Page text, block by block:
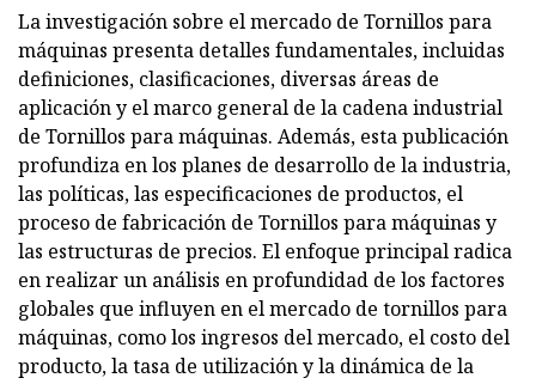
La investigación sobre el mercado de Tornillos para
máquinas presenta detalles fundamentales, incluidas
definiciones, clasificaciones, diversas áreas de
aplicación y el marco general de la cadena industrial
de Tornillos para máquinas. Además, esta publicación
profundiza en los planes de desarrollo de la industria,
las políticas, las especificaciones de productos, el
proceso de fabricación de Tornillos para máquinas y
las estructuras de precios. El enfoque principal radica
en realizar un análisis en profundidad de los factores
globales que influyen en el mercado de tornillos para
máquinas, como los ingresos del mercado, el costo del
producto, la tasa de utilización y la dinámica de la